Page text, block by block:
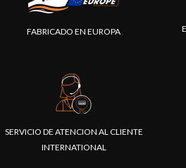
FABRICADO EN EUROPA
SERVICIO DE ATENCION AL CLIENTE
INTERNATIONAL